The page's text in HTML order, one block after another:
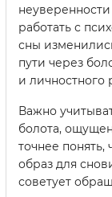
работать с
сны
пути через
и личностного
Важно
болота,
точнее понять,
образ для
советует